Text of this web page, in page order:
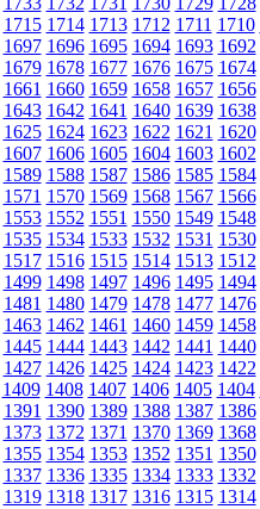
1715 1714 1713 1712 1711 1710
1697 1696 1695 1694 1693 1692
1679 1678 1677 1676 1675 1674
1661 1660 1659 1658 1657 1656
1643 1642 1641 1640 1639 1638
1625 1624 1623 1622 1621 1620
1607 1606 1605 1604 1603 1602
1589 1588 1587 1586 1585 1584
1571 1570 1569 1568 1567 1566
1553 1552 1551 1550 1549 1548
1535 1534 1533 1532 1531 1530
1517 1516 1515 1514 1513 1512
1499 1498 1497 1496 1495 1494
1481 1480 1479 1478 1477 1476
1463 1462 1461 1460 1459 1458
1445 1444 1443 1442 1441 1440
1427 1426 1425 1424 1423 1422
1409 1408 1407 1406 1405 1404
1391 1390 1389 1388 1387 1386
1373 1372 1371 1370 1369 1368
1355 1354 1353 1352 1351 1350
1337 1336 1335 1334 1333 1332
1319 1318 1317 1316 1315 1314